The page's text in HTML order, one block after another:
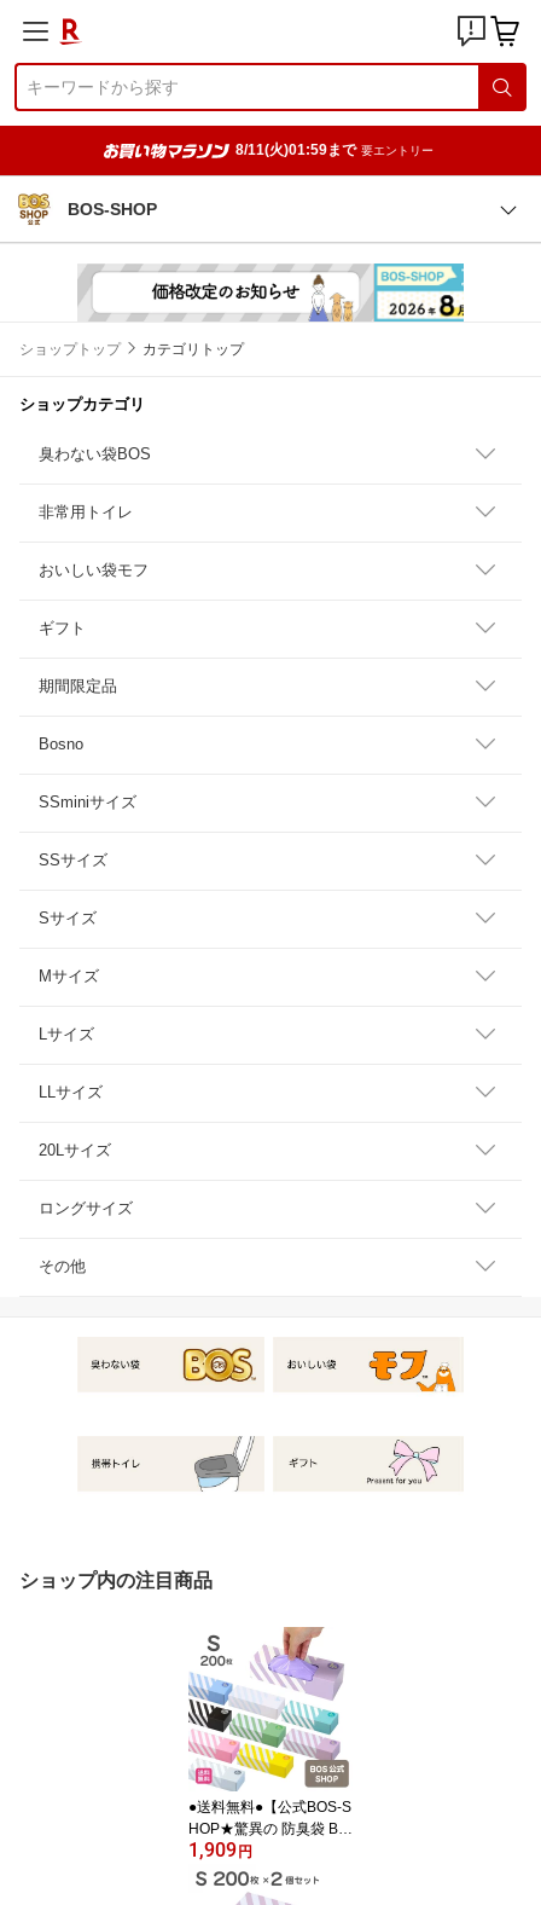
8/11(火)01:59まで 要エントリー
BOS-SHOP
ショップトップ カテゴリトップ
ショップカテゴリ
臭わない袋BOS
非常用トイレ
おいしい袋モフ
ギフト
期間限定品
Bosno
SSminiサイズ
SSサイズ
Sサイズ
Mサイズ
Lサイズ
LLサイズ
20Lサイズ
ロングサイズ
その他
ショップ内の注目商品
●送料無料●【公式BOS-S
HOP★驚異の 防臭袋 BO
S (ボス)】 ストライプパ
ッケージ ★（Sサイズ）
200枚入 赤ちゃん オム
1,909円